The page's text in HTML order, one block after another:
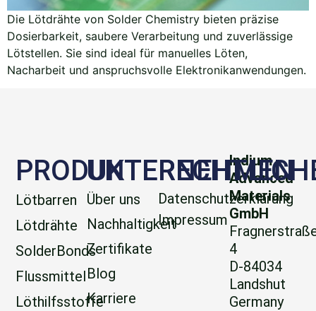
Die Löt­drähte von Solder Chemistry bieten präzise
Dosierbarkeit, saubere Verarbeitung und zuverlässige
Lötstellen. Sie sind ideal für manuelles Löten,
Nacharbeit und anspruchsvolle Elektronikanwendungen.
Indium
Advanced
Materials
GmbH
4
D-84034
Landshut
Germany
UNTERNEHMEN
Über uns
Nachhaltigkeit
Zertifikate
Blog
Karriere
PRODUKTE
Lötbarren
Lötdrähte
SolderBonds
Flussmittel
Löthilfsstoffe
Datenschutzerklärung
Impressum